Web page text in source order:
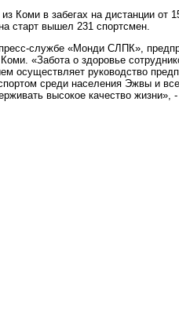
Коми в забегах на дистанции от
старт вышел 231 спортсмен.
службе «Монди СЛПК»,
«Забота о здоровье
осуществляет руководство
среди населения Эжвы и
высокое качество жизни»,